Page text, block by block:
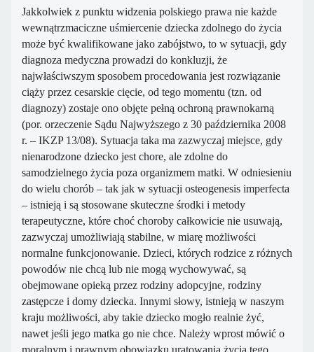
Jakkolwiek z punktu widzenia polskiego prawa nie każde
wewnątrzmaciczne uśmiercenie dziecka zdolnego do życia
może być kwalifikowane jako zabójstwo, to w sytuacji, gdy
diagnoza medyczna prowadzi do konkluzji, że
najwłaściwszym sposobem procedowania jest rozwiązanie
ciąży przez cesarskie cięcie, od tego momentu (tzn. od
diagnozy) zostaje ono objęte pełną ochroną prawnokarną
(por. orzeczenie Sądu Najwyższego z 30 października 2008
r. – IKZP 13/08). Sytuacja taka ma zazwyczaj miejsce, gdy
nienarodzone dziecko jest chore, ale zdolne do
samodzielnego życia poza organizmem matki. W odniesieniu
do wielu chorób – tak jak w sytuacji osteogenesis imperfecta
– istnieją i są stosowane skuteczne środki i metody
terapeutyczne, które choć choroby całkowicie nie usuwają,
zazwyczaj umożliwiają stabilne, w miarę możliwości
normalne funkcjonowanie. Dzieci, których rodzice z różnych
powodów nie chcą lub nie mogą wychowywać, są
obejmowane opieką przez rodziny adopcyjne, rodziny
zastępcze i domy dziecka. Innymi słowy, istnieją w naszym
kraju możliwości, aby takie dziecko mogło realnie żyć,
nawet jeśli jego matka go nie chce. Należy wprost mówić o